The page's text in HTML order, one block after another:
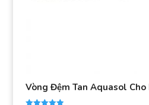
Vòng Đệm Tan Aquasol